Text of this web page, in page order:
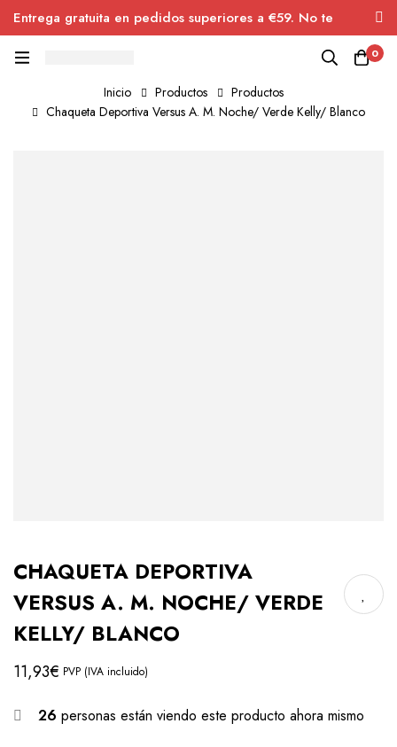
Entrega gratuita en pedidos superiores a €59. No te
pierdas el descuento.
0
Inicio Productos
Productos
Chaqueta Deportiva Versus A. M. Noche/ Verde Kelly/ Blanco
CHAQUETA DEPORTIVA
VERSUS A. M. NOCHE/ VERDE
KELLY/ BLANCO
11,93€ PVP (IVA incluido)
26 personas están viendo este producto ahora mismo